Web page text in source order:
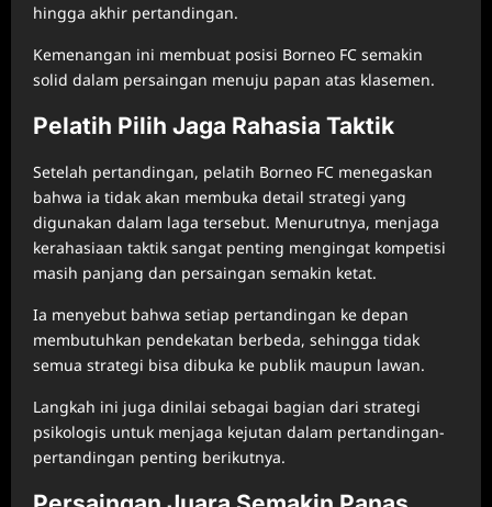
hingga akhir pertandingan.
Kemenangan ini membuat posisi Borneo FC semakin
solid dalam persaingan menuju papan atas klasemen.
Pelatih Pilih Jaga Rahasia Taktik
Setelah pertandingan, pelatih Borneo FC menegaskan
bahwa ia tidak akan membuka detail strategi yang
digunakan dalam laga tersebut. Menurutnya, menjaga
kerahasiaan taktik sangat penting mengingat kompetisi
masih panjang dan persaingan semakin ketat.
Ia menyebut bahwa setiap pertandingan ke depan
membutuhkan pendekatan berbeda, sehingga tidak
semua strategi bisa dibuka ke publik maupun lawan.
Langkah ini juga dinilai sebagai bagian dari strategi
psikologis untuk menjaga kejutan dalam pertandingan-
pertandingan penting berikutnya.